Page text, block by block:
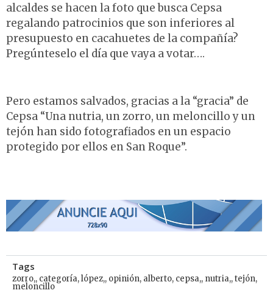
alcaldes se hacen la foto que busca Cepsa
regalando patrocinios que son inferiores al
presupuesto en cacahuetes de la compañía?
Pregúnteselo el día que vaya a votar….
Pero estamos salvados, gracias a la “gracia” de
Cepsa “Una nutria, un zorro, un meloncillo y un
tejón han sido fotografiados en un espacio
protegido por ellos en San Roque”.
Tags
zorro,, categoría,lópez,, opinión, alberto, cepsa,, nutria,,tejón,
meloncillo